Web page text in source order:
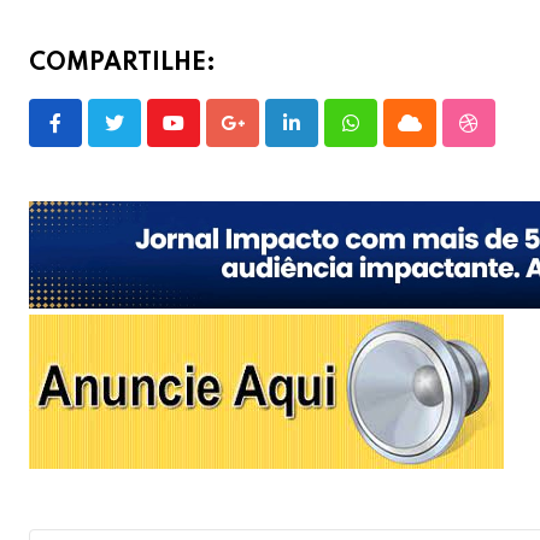
COMPARTILHE:
YoutubeGoogle+LinkedInWhatsappCloud